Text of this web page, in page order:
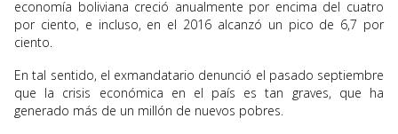
economía boliviana creció anualmente por encima del cuatro
por ciento, e incluso, en el 2016 alcanzó un pico de 6,7 por
ciento.
En tal sentido, el exmandatario denunció el pasado septiembre
que la crisis económica en el país es tan graves, que ha
generado más de un millón de nuevos pobres.